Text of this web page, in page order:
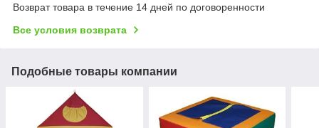
Возврат товара в течение 14 дней по договоренности
Все условия возврата
Подобные товары компании